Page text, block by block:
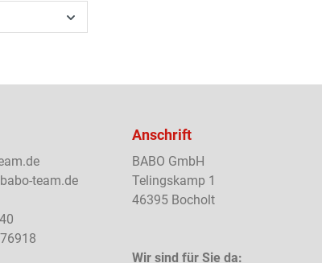
team.de
Anschrift
BABO GmbH
Telingskamp 1
46395 Bocholt
Wir sind für Sie da: